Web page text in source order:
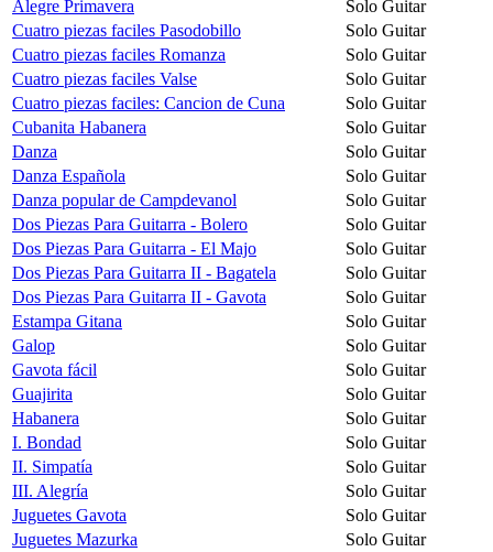
Alegre Primavera
Solo Guitar
Cuatro piezas faciles Pasodobillo
Solo Guitar
Cuatro piezas faciles Romanza
Solo Guitar
Cuatro piezas faciles Valse
Solo Guitar
Cuatro piezas faciles: Cancion de Cuna
Solo Guitar
Cubanita Habanera
Solo Guitar
Danza
Solo Guitar
Danza Española
Solo Guitar
Danza popular de Campdevanol
Solo Guitar
Dos Piezas Para Guitarra - Bolero
Solo Guitar
Dos Piezas Para Guitarra - El Majo
Solo Guitar
Dos Piezas Para Guitarra II - Bagatela
Solo Guitar
Dos Piezas Para Guitarra II - Gavota
Solo Guitar
Estampa Gitana
Solo Guitar
Galop
Solo Guitar
Gavota fácil
Solo Guitar
Guajirita
Solo Guitar
Habanera
Solo Guitar
I. Bondad
Solo Guitar
II. Simpatía
Solo Guitar
III. Alegría
Solo Guitar
Juguetes Gavota
Solo Guitar
Juguetes Mazurka
Solo Guitar